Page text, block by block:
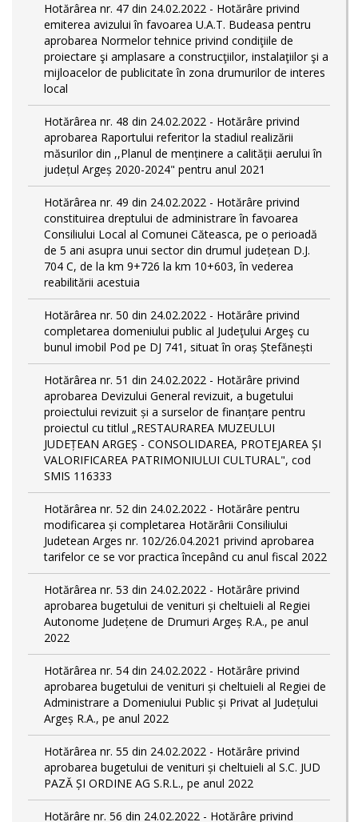
Hotărârea nr. 47 din 24.02.2022 - Hotărâre privind
emiterea avizului în favoarea U.A.T. Budeasa pentru
aprobarea Normelor tehnice privind condiţiile de
proiectare şi amplasare a construcţiilor, instalaţiilor şi a
mijloacelor de publicitate în zona drumurilor de interes
local
Hotărârea nr. 48 din 24.02.2022 - Hotărâre privind
aprobarea Raportului referitor la stadiul realizării
măsurilor din ,,Planul de menținere a calității aerului în
județul Argeș 2020-2024" pentru anul 2021
Hotărârea nr. 49 din 24.02.2022 - Hotărâre privind
constituirea dreptului de administrare în favoarea
Consiliului Local al Comunei Căteasca, pe o perioadă
de 5 ani asupra unui sector din drumul județean D.J.
704 C, de la km 9+726 la km 10+603, în vederea
reabilitării acestuia
Hotărârea nr. 50 din 24.02.2022 - Hotărâre privind
completarea domeniului public al Judeţului Argeş cu
bunul imobil Pod pe DJ 741, situat în oraș Ștefănești
Hotărârea nr. 51 din 24.02.2022 - Hotărâre privind
aprobarea Devizului General revizuit, a bugetului
proiectului revizuit și a surselor de finanțare pentru
proiectul cu titlul „RESTAURAREA MUZEULUI
JUDEȚEAN ARGEȘ - CONSOLIDAREA, PROTEJAREA ȘI
VALORIFICAREA PATRIMONIULUI CULTURAL", cod
SMIS 116333
Hotărârea nr. 52 din 24.02.2022 - Hotărâre pentru
modificarea și completarea Hotărârii Consiliului
Judetean Arges nr. 102/26.04.2021 privind aprobarea
tarifelor ce se vor practica începând cu anul fiscal 2022
Hotărârea nr. 53 din 24.02.2022 - Hotărâre privind
aprobarea bugetului de venituri și cheltuieli al Regiei
Autonome Județene de Drumuri Argeș R.A., pe anul
2022
Hotărârea nr. 54 din 24.02.2022 - Hotărâre privind
aprobarea bugetului de venituri și cheltuieli al Regiei de
Administrare a Domeniului Public și Privat al Județului
Argeș R.A., pe anul 2022
Hotărârea nr. 55 din 24.02.2022 - Hotărâre privind
aprobarea bugetului de venituri și cheltuieli al S.C. JUD
PAZĂ ȘI ORDINE AG S.R.L., pe anul 2022
Hotărâre nr. 56 din 24.02.2022 - Hotărâre privind